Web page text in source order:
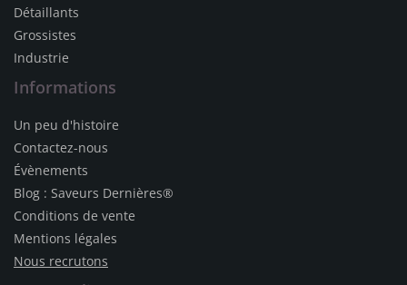
Détaillants
Grossistes
Industrie
Informations
Un peu d'histoire
Contactez-nous
Évènements
Blog : Saveurs Dernières®
Conditions de vente
Mentions légales
Nous recrutons